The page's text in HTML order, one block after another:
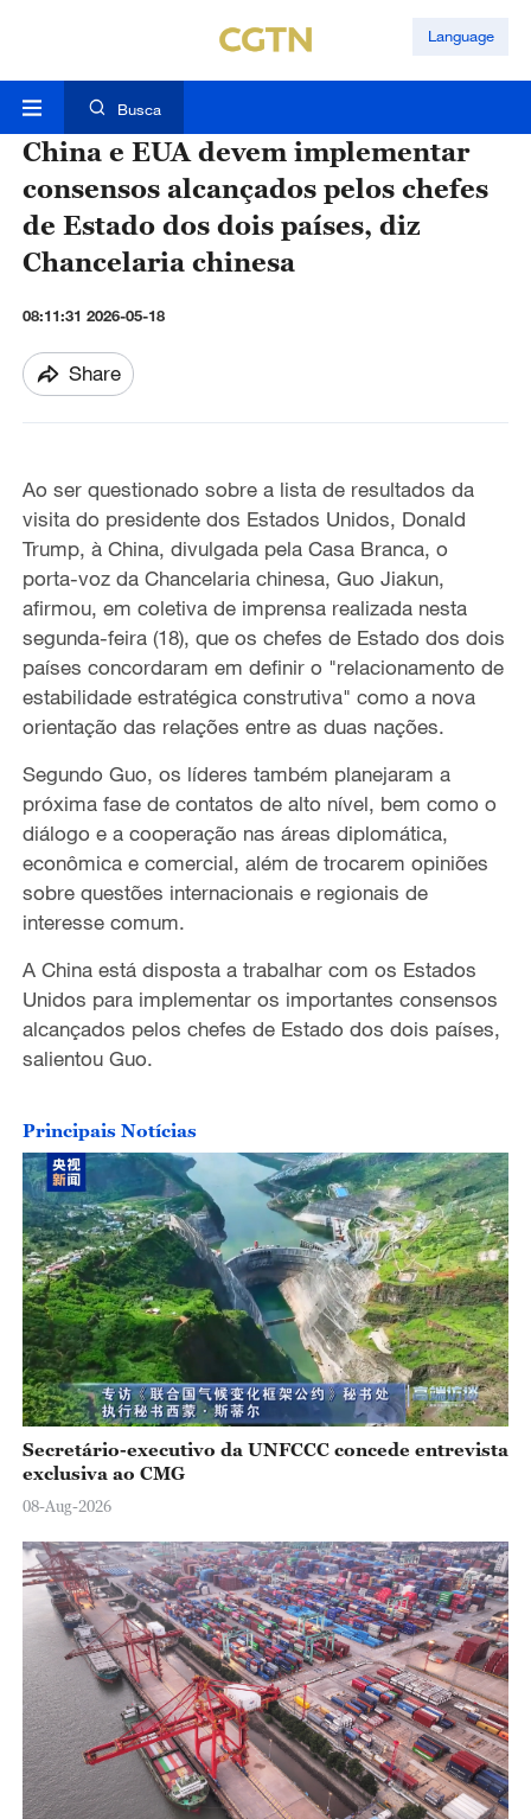
Language
Busca
China e EUA devem implementar
consensos alcançados pelos chefes
de Estado dos dois países, diz
Chancelaria chinesa
08:11:31 2026-05-18
Share
Ao ser questionado sobre a lista de resultados da
visita do presidente dos Estados Unidos, Donald
Trump, à China, divulgada pela Casa Branca, o
porta-voz da Chancelaria chinesa, Guo Jiakun,
afirmou, em coletiva de imprensa realizada nesta
segunda-feira (18), que os chefes de Estado dos dois
países concordaram em definir o "relacionamento de
estabilidade estratégica construtiva" como a nova
orientação das relações entre as duas nações.
Segundo Guo, os líderes também planejaram a
próxima fase de contatos de alto nível, bem como o
diálogo e a cooperação nas áreas diplomática,
econômica e comercial, além de trocarem opiniões
sobre questões internacionais e regionais de
interesse comum.
A China está disposta a trabalhar com os Estados
Unidos para implementar os importantes consensos
alcançados pelos chefes de Estado dos dois países,
salientou Guo.
Principais Notícias
Secretário-executivo da UNFCCC concede entrevista
exclusiva ao CMG
08-Aug-2026